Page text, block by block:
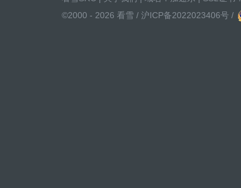
©2000 - 2026 看雪 / 沪ICP备2022023406号 /